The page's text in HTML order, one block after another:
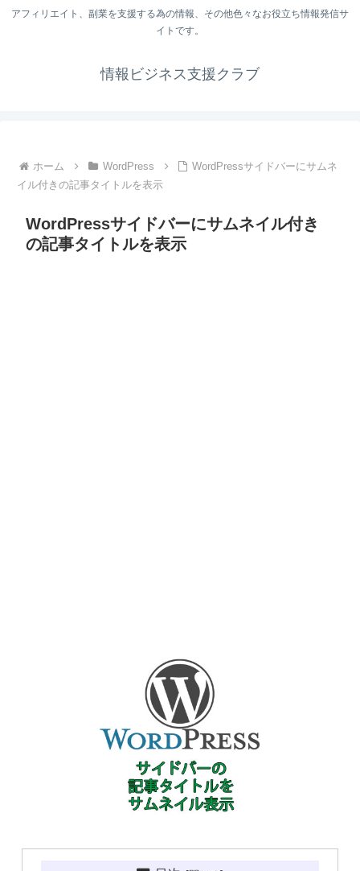
アフィリエイト、副業を支援する為の情報、その他色々なお役立ち情報発信サ
イトです。
情報ビジネス支援クラブ
ホーム WordPress
WordPressサイドバーにサムネ
イル付きの記事タイトルを表示
WordPressサイドバーにサムネイル付き
の記事タイトルを表示